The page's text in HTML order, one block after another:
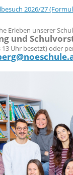
2026/27
Erleben unserer
und
13 Uhr besetzt) oder